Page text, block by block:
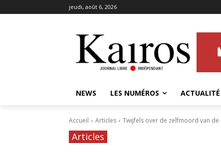
jeudi, août 6, 2026
NEWS LES NUMÉROS ACTUALITÉ
Accueil Articles Twijfels over de zelfmoord van de
Articles